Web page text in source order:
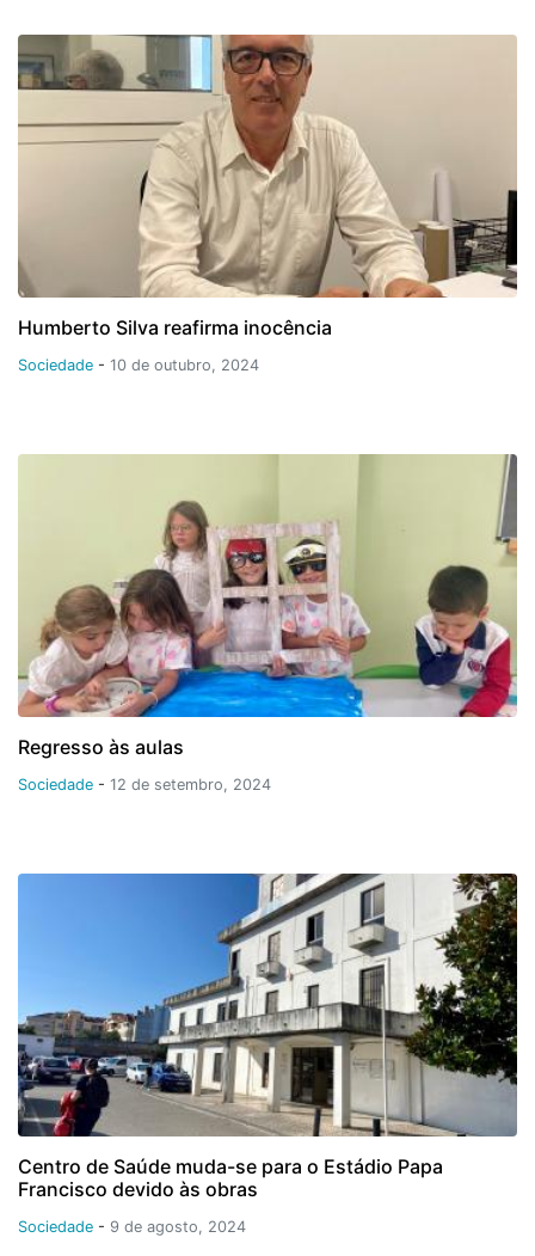
Humberto Silva reafirma inocência
Sociedade - 10 de outubro, 2024
Regresso às aulas
Sociedade - 12 de setembro, 2024
Centro de Saúde muda-se para o Estádio Papa
Francisco devido às obras
Sociedade - 9 de agosto, 2024